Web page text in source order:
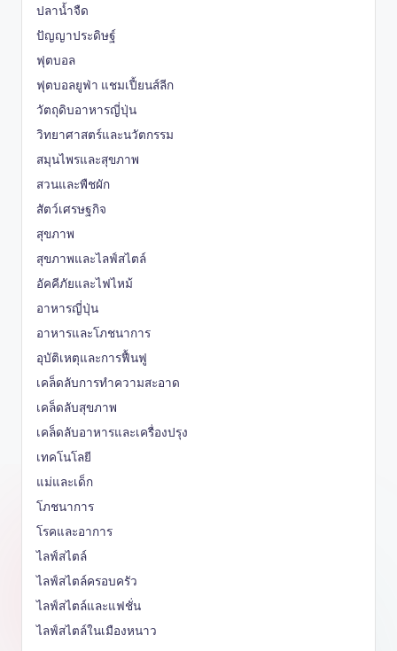
ปลาน้ำจืด
ปัญญาประดิษฐ์
ฟุตบอล
ฟุตบอลยูฟ่า แชมเปี้ยนส์ลีก
วัตถุดิบอาหารญี่ปุ่น
วิทยาศาสตร์และนวัตกรรม
สมุนไพรและสุขภาพ
สวนและพืชผัก
สัตว์เศรษฐกิจ
สุขภาพ
สุขภาพและไลฟ์สไตล์
อัคคีภัยและไฟไหม้
อาหารญี่ปุ่น
อาหารและโภชนาการ
อุบัติเหตุและการฟื้นฟู
เคล็ดลับการทำความสะอาด
เคล็ดลับสุขภาพ
เคล็ดลับอาหารและเครื่องปรุง
เทคโนโลยี
แม่และเด็ก
โภชนาการ
โรคและอาการ
ไลฟ์สไตล์
ไลฟ์สไตล์ครอบครัว
ไลฟ์สไตล์และแฟชั่น
ไลฟ์สไตล์ในเมืองหนาว